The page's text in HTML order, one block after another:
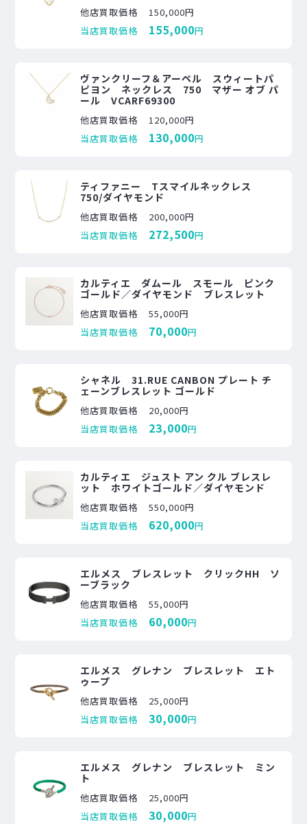
他店買取価格
150,000円
当店買取価格
155,000円
ヴァンクリーフ＆アーペル スウィートパ
ピヨン ネックレス 750 マザー オブ パ
ール VCARF69300
他店買取価格
120,000円
当店買取価格
130,000円
ティファニー Tスマイルネックレス
750/ダイヤモンド
他店買取価格
200,000円
当店買取価格
272,500円
カルティエ ダムール スモール ピンク
ゴールド／ダイヤモンド ブレスレット
他店買取価格
55,000円
当店買取価格
70,000円
シャネル 31.RUE CANBON プレート チ
ェーンブレスレット ゴールド
他店買取価格
20,000円
当店買取価格
23,000円
カルティエ ジュスト アン クル ブレスレ
ット ホワイトゴールド／ダイヤモンド
他店買取価格
550,000円
当店買取価格
620,000円
エルメス ブレスレット クリックHH ソ
ーブラック
他店買取価格
55,000円
当店買取価格
60,000円
エルメス グレナン ブレスレット エト
ゥープ
他店買取価格
25,000円
当店買取価格
30,000円
エルメス グレナン ブレスレット ミン
ト
他店買取価格
25,000円
当店買取価格
30,000円